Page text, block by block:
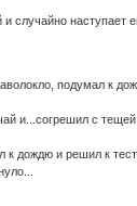
случайно
подумал к
и...согрешил с
к дождю и решил к